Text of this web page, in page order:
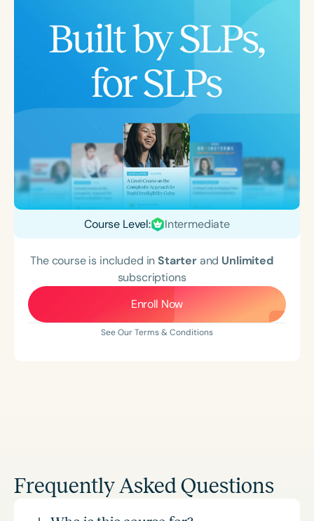
Course Level: Intermediate
The course is included inStarterand Unlimited
subscriptions
Enroll Now
See Our Terms & Conditions
Frequently Asked Questions